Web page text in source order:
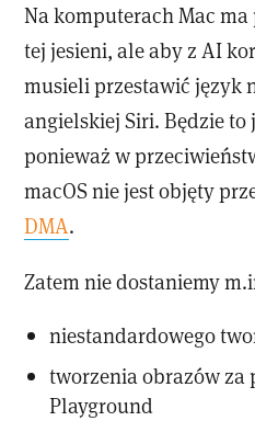
Na komputerach Mac ma
tej jesieni, ale aby z AI
musieli przestawić język
angielskiej Siri. Będzie
ponieważ w
macOS nie jest objęty
DMA.
Zatem nie dostaniemy
niestandardowego
tworzenia obrazów za
Playground